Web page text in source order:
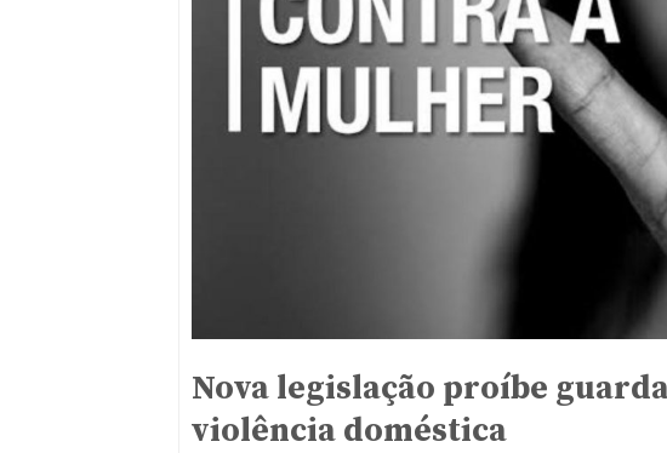
Nova legislação proíbe
violência doméstica